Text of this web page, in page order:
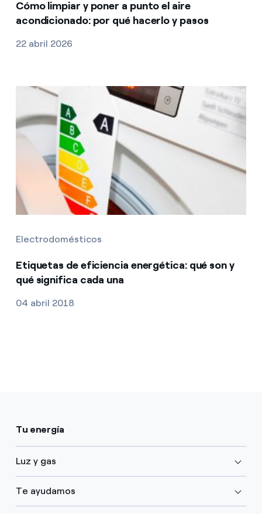
Cómo limpiar y poner a punto el aire
acondicionado: por qué hacerlo y pasos
22 abril 2026
Electrodomésticos
Etiquetas de eficiencia energética: qué son y
qué significa cada una
04 abril 2018
Tu energía
Luz y gas
Te ayudamos